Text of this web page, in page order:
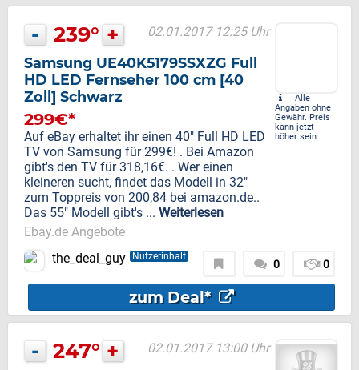
- 239° + 02.01.2017 12:25 Uhr
Samsung UE40K5179SSXZG Full
HD LED Fernseher 100 cm [40
Zoll] Schwarz
299€*
Auf eBay erhaltet ihr einen 40" Full HD LED
TV von Samsung für 299€! . Bei Amazon
gibt's den TV für 318,16€. . Wer einen
kleineren sucht, findet das Modell in 32"
zum Toppreis von 200,84 bei amazon.de..
Das 55" Modell gibt's ... Weiterlesen
Ebay.de Angebote
Alle
Angaben ohne
Gewähr. Preis
kann jetzt
höher sein.
the_deal_guy Nutzerinhalt
0 0
zum Deal*
- 247° + 02.01.2017 13:00 Uhr